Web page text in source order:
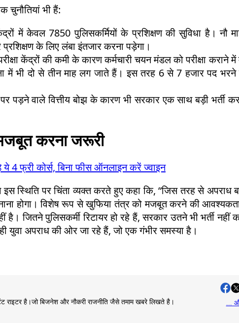
चुनौतियां भी हैं:
में केवल 7850 पुलिसकर्मियों के प्रशिक्षण की सुविधा है। नौ
के लिए लंबा इंतजार करना पड़ेगा।
केंद्रों की कमी के कारण कर्मचारी चयन मंडल को परीक्षा कराने में
में भी दो से तीन माह लग जाते हैं। इस तरह 6 से 7 हजार पद भरने
पड़ने वाले वित्तीय बोझ के कारण भी सरकार एक साथ बड़ी भर्ती
करना जरूरी
4 फ्री कोर्स, बिना फीस ऑनलाइन करें ज्वाइन
इस स्थिति पर चिंता व्यक्त करते हुए कहा कि, “जिस तरह से अपराध
होगा। विशेष रूप से खुफिया तंत्र को मजबूत करने की
जितने पुलिसकर्मी रिटायर हो रहे हैं, सरकार उतने भी भर्ती नहीं
युवा अपराध की ओर जा रहे हैं, जो एक गंभीर समस्या है।
राइटर है।जो बिजनेश और नौकरी राजनीति जैसे तमाम खबरे लिखते है। ...